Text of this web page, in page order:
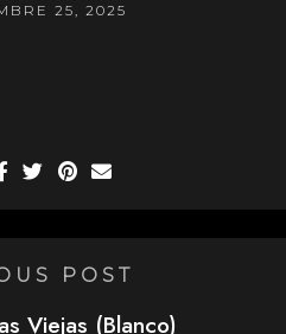
25, 2025
POST
Viejas (Blanco)